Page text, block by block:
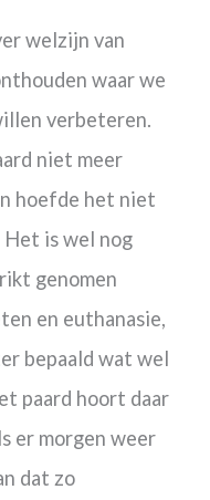
welzijn van
waar we
verbeteren.
niet meer
hoefde het niet
is wel nog
genomen
en euthanasie,
bepaald wat wel
paard hoort daar
er morgen weer
dat zo